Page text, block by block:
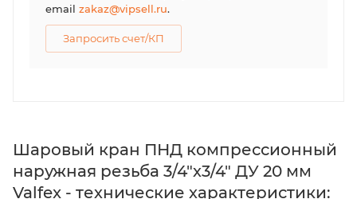
email zakaz@vipsell.ru.
Запросить счет/КП
Шаровый кран ПНД компрессионный
наружная резьба 3/4"х3/4" ДУ 20 мм
Valfex - технические характеристики: